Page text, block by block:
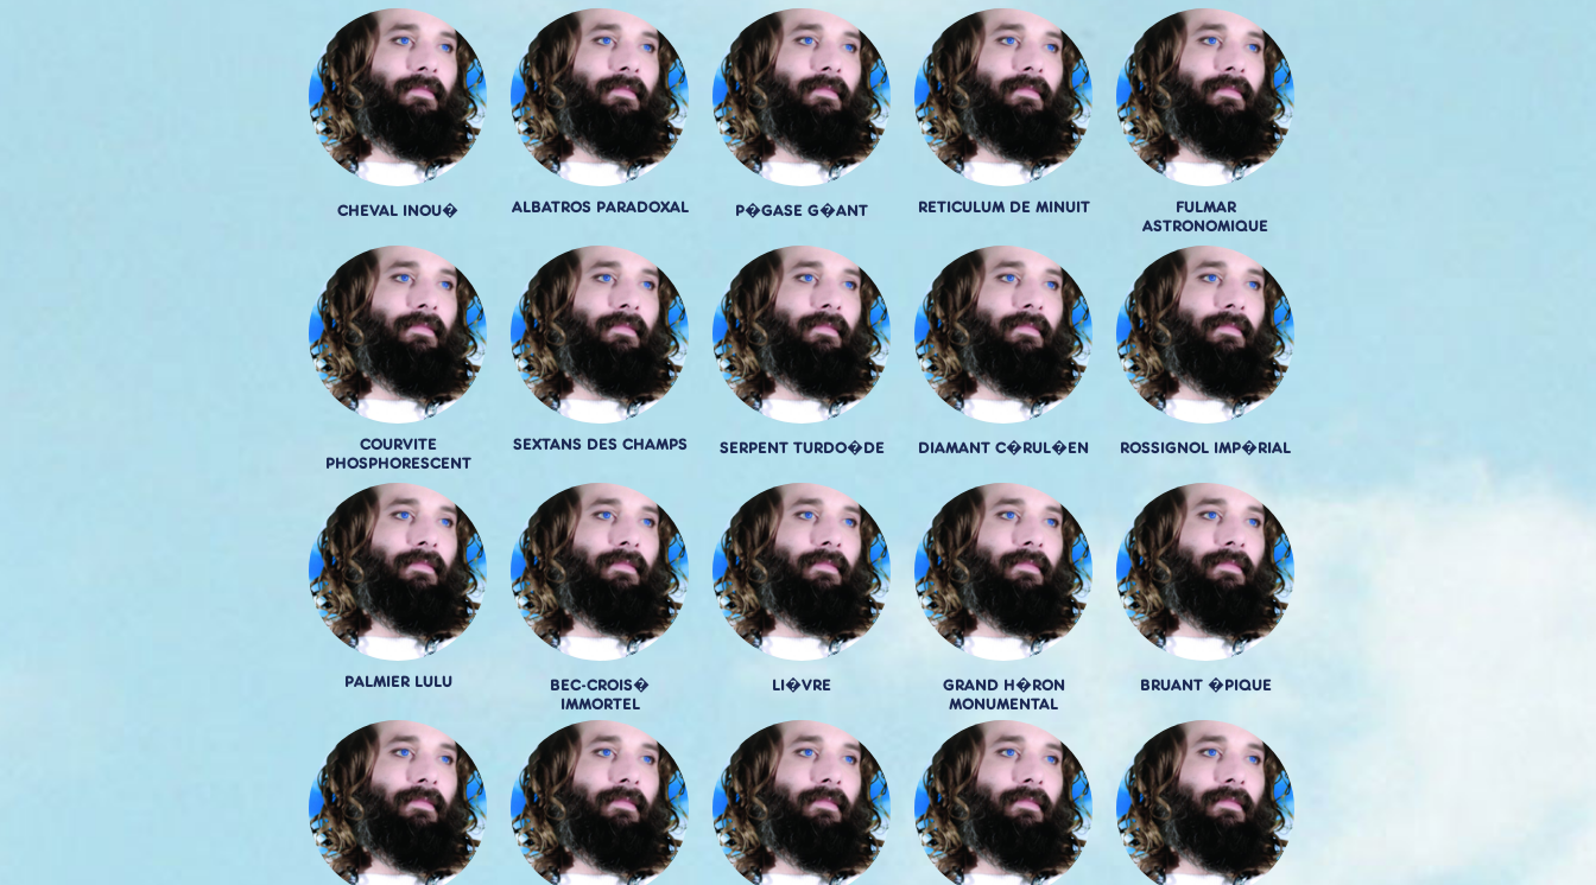
CHEVAL INOU� ALBATROS PARADOXAL P�GASE G�ANT RETICULUM DE MINUIT
FULMAR
ASTRONOMIQUE
COURVITE
PHOSPHORESCENT
SEXTANS DES CHAMPS SERPENT TURDO�DE DIAMANT C�RUL�EN ROSSIGNOL IMP�RIAL
PALMIER LULU
BEC-CROIS�
IMMORTEL
LI�VRE
GRAND H�RON
MONUMENTAL
BRUANT �PIQUE